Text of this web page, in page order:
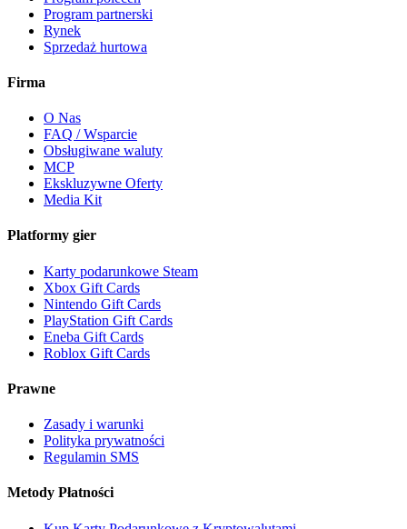
Program partnerski
Rynek
Sprzedaż hurtowa
Firma
O Nas
FAQ / Wsparcie
Obsługiwane waluty
MCP
Ekskluzywne Oferty
Media Kit
Platformy gier
Karty podarunkowe Steam
Xbox Gift Cards
Nintendo Gift Cards
PlayStation Gift Cards
Eneba Gift Cards
Roblox Gift Cards
Prawne
Zasady i warunki
Polityka prywatności
Regulamin SMS
Metody Płatności